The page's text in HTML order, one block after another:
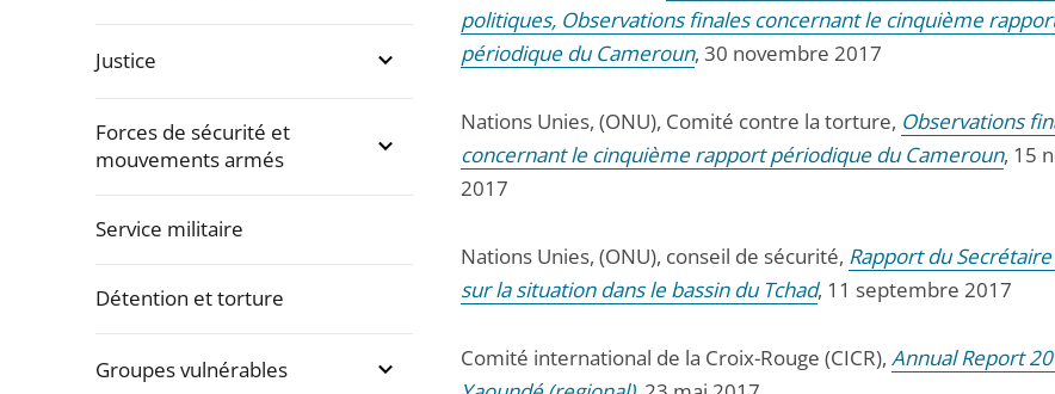
Justice
Forces de sécurité et
mouvements armés
Service militaire
Détention et torture
Groupes vulnérables
politiques, Observations finales concernant le cinquième
périodique du Cameroun, 30 novembre 2017
Nations Unies, (ONU), Comité contre la torture, Observations
concernant le cinquième rapport périodique du Cameroun, 15
2017
Nations Unies, (ONU), conseil de sécurité, Rapport du
sur la situation dans le bassin du Tchad, 11 septembre 2017
Comité international de la Croix-Rouge (CICR), Annual Report